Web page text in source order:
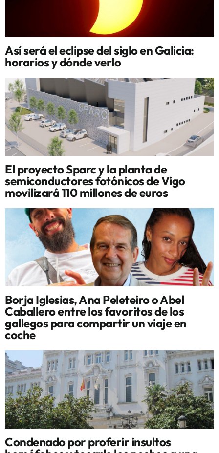
Así será el eclipse del siglo en Galicia:
horarios y dónde verlo
El proyecto Sparc y la planta de
semiconductores fotónicos de Vigo
movilizará 110 millones de euros
Borja Iglesias, Ana Peleteiro o Abel
Caballero entre los favoritos de los
gallegos para compartir un viaje en
coche
Condenado por proferir insultos